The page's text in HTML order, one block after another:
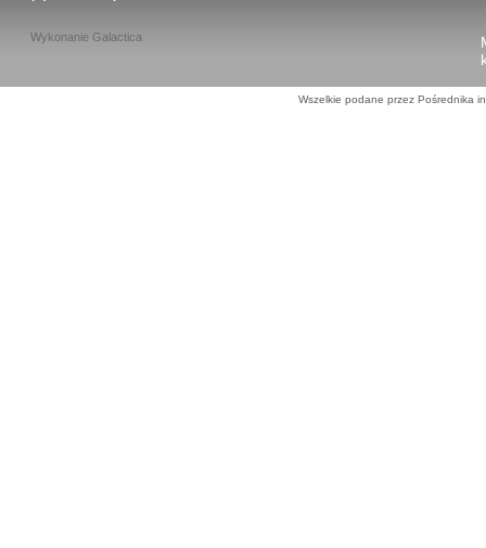
Wykonanie Galactica
Wszelkie podane przez Pośrednika